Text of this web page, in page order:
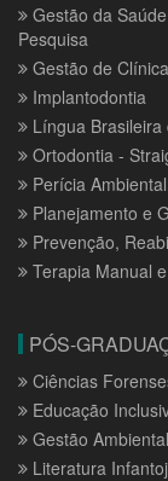
Gestão da
Pesquisa
Gestão de
Implantodontia
Língua Brasileira
Ortodontia -
Perícia
Planejamento e
Prevenção,
Terapia Manual
PÓS-
Ciências
Educação
Gestão Ambiental
Literatura